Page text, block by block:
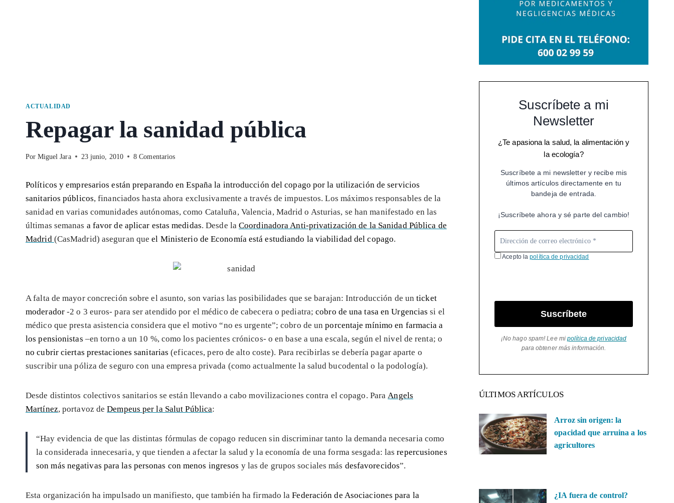
ACTUALIDAD
Repagar la sanidad pública
Por Miguel Jara 23 junio, 2010 8 Comentarios
Políticos y empresarios están preparando en España la introducción del copago por la utilización de servicios
sanitarios públicos, financiados hasta ahora exclusivamente a través de impuestos. Los máximos responsables de la
sanidad en varias comunidades autónomas, como Cataluña, Valencia, Madrid o Asturias, se han manifestado en las
últimas semanas a favor de aplicar estas medidas. Desde laCoordinadora Anti-privatización de la Sanidad Pública de
Madrid (CasMadrid) aseguran queel Ministerio de Economía está estudiando la viabilidad del copago.
A falta de mayor concreción sobre el asunto, son varias las posibilidades que se barajan: Introducción de unticket
moderador-2 o 3 euros- para ser atendido por el médico de cabecera o pediatra;cobro de una tasa en Urgenciassi el
médico que presta asistencia considera que el motivo “no es urgente”; cobro de unporcentaje mínimo en farmacia a
los pensionistas –en torno a un 10 %, como los pacientes crónicos- o en base a una escala, según el nivel de renta; o
no cubrir ciertas prestaciones sanitarias (eficaces, pero de alto coste). Para recibirlas se debería pagar aparte o
suscribir una póliza de seguro con una empresa privada (como actualmente la salud bucodental o la podología).
Desde distintos colectivos sanitarios se están llevando a cabo movilizaciones contra el copago. ParaAngels
Martínez, portavoz deDempeus per la Salut Pública:
“Hay evidencia de que las distintas fórmulas de copago reducen sin discriminar tanto la demanda necesaria como
la considerada innecesaria, y que tienden a afectar la salud y la economía de una forma sesgada: lasrepercusiones
son más negativas para las personas con menos ingresos y las de grupos sociales más desfavorecidos”.
Esta organización ha impulsado un manifiesto, que también ha firmado laFederación de Asociaciones para la
Suscríbete a mi
Newsletter
¿Te apasiona la salud, la alimentación y
la ecología?
Suscríbete a mi newsletter y recibe mis
últimos artículos directamente en tu
bandeja de entrada.
¡Suscríbete ahora y sé parte del cambio!
Acepto lapolítica de privacidad
Suscríbete
¡No hago spam! Lee mipolítica de privacidad
para obtener más información.
ÚLTIMOS ARTÍCULOS
Arroz sin origen: la
opacidad que arruina a los
agricultores
¿IA fuera de control?